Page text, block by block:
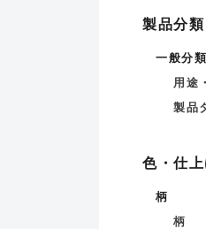
製品分類
一般分類
用途
製品
色・仕
柄
柄